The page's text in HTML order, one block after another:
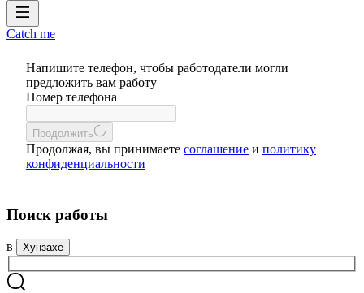
Catch me
Напишите телефон, чтобы работодатели могли
предложить вам работу
Номер телефона
Продолжить
Продолжая, вы принимаете соглашение и политику
конфиденциальности
Поиск работы
в Хунзахе